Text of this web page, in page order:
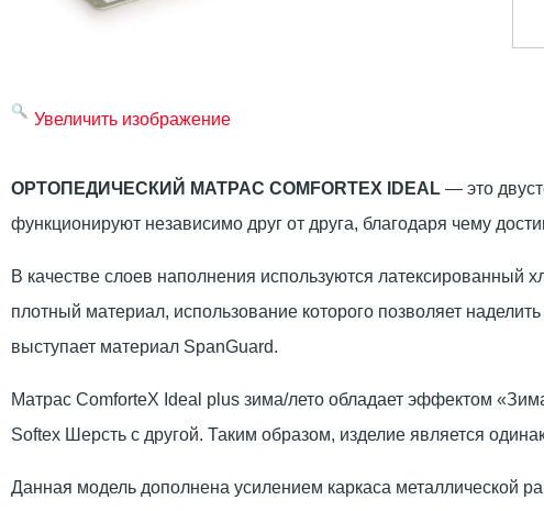
Увеличить изображение
ОРТОПЕДИЧЕСКИЙ МАТРАС COMFORTEX IDEAL — это
функционируют независимо друг от друга, благодаря чему
В качестве слоев наполнения используются латексированный
плотный материал, использование которого позволяет
выступает материал SpanGuard.
Матрас ComforteX Ideal plus зима/лето обладает эффектом
Softex Шерсть с другой. Таким образом, изделие является
Данная модель дополнена усилением каркаса металлической